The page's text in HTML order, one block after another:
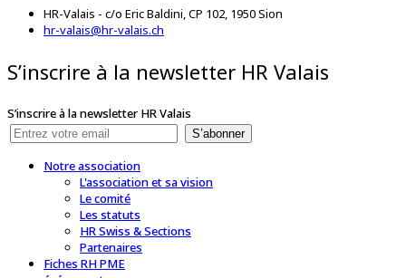
HR-Valais - c/o Eric Baldini, CP 102, 1950 Sion
hr-valais@hr-valais.ch
S’inscrire à la newsletter HR Valais
S’inscrire à la newsletter HR Valais
S’abonner
Notre association
L'association et sa vision
Le comité
Les statuts
HR Swiss & Sections
Partenaires
Fiches RH PME